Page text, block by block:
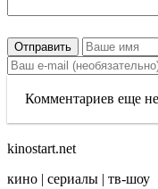
Отправить
Комментариев еще
kinostart.net
кино | сериалы | тв-шоу